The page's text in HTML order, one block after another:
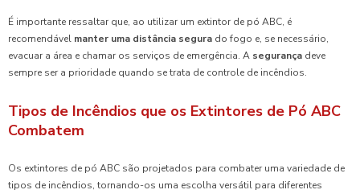
É importante ressaltar que, ao utilizar um extintor de pó ABC, é
recomendável manter uma distância segura do fogo e, se necessário,
evacuar a área e chamar os serviços de emergência. A segurança deve
sempre ser a prioridade quando se trata de controle de incêndios.
Tipos de Incêndios que os Extintores de Pó ABC
Combatem
Os extintores de pó ABC são projetados para combater uma variedade de
tipos de incêndios, tornando-os uma escolha versátil para diferentes